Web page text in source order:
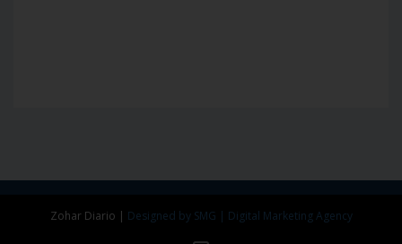
Zohar Diario | Designed by SMG | Digital Marketing Agency